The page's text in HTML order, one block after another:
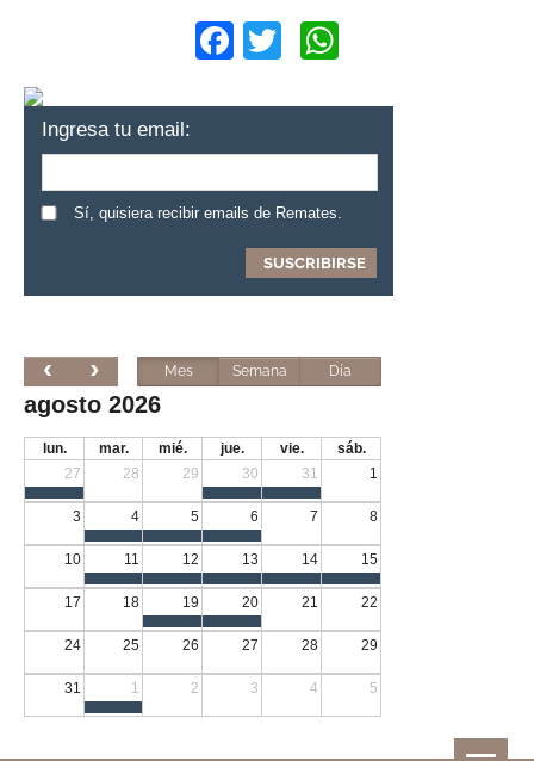
Facebook
Twitter
Ingresa tu email:
Sí, quisiera recibir emails de Remates.
Mes Semana Día
agosto 2026
lun. mar. mié. jue. vie.
sáb.
27
28 29 30 31 1
3 4 5 6 7 8
10 11 12 13 14 15
17 18 19 20 21 22
24 25 26 27 28 29
31 1 2 3 4 5